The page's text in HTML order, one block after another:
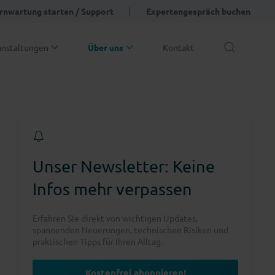
starten / Support Expertengespräch buchen
Über uns Kontakt
Unser Newsletter: Keine
Infos mehr verpassen
Erfahren Sie direkt von wichtigen Updates,
spannenden Neuerungen, technischen Risiken und
praktischen Tipps für Ihren Alltag.
Kostenfrei abonnieren!